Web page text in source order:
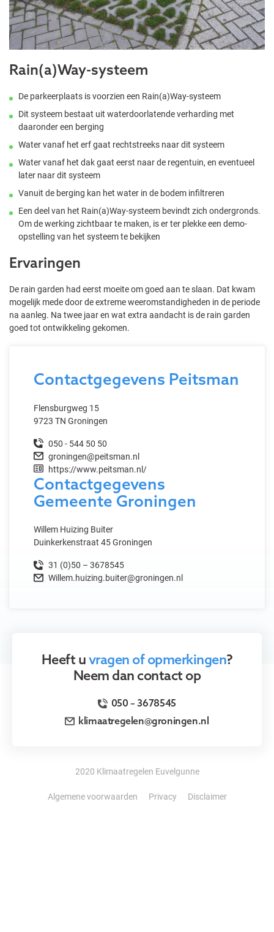
Rain(a)Way-systeem
De parkeerplaats is voorzien een Rain(a)Way-systeem
Dit systeem bestaat uit waterdoorlatende verharding met
daaronder een berging
Water vanaf het erf gaat rechtstreeks naar dit systeem
Water vanaf het dak gaat eerst naar de regentuin, en eventueel
later naar dit systeem
Vanuit de berging kan het water in de bodem infiltreren
Een deel van het Rain(a)Way-systeem bevindt zich ondergronds.
Om de werking zichtbaar te maken, is er ter plekke een demo-
opstelling van het systeem te bekijken
Ervaringen
De rain garden had eerst moeite om goed aan te slaan. Dat kwam
mogelijk mede door de extreme weeromstandigheden in de periode
na aanleg. Na twee jaar en wat extra aandacht is de rain garden
goed tot ontwikkeling gekomen.
Contactgegevens Peitsman
Flensburgweg 15
9723 TN Groningen
050 - 544 50 50
groningen@peitsman.nl
https://www.peitsman.nl/
Contactgegevens
Gemeente Groningen
Willem Huizing Buiter
Duinkerkenstraat 45 Groningen
31 (0)50 – 3678545
Willem.huizing.buiter@groningen.nl
Heeft uvragen of opmerkingen?
Neem dan contact op
050 – 3678545
klimaatregelen@groningen.nl
2020 Klimaatregelen Euvelgunne
Algemene voorwaarden Privacy Disclaimer